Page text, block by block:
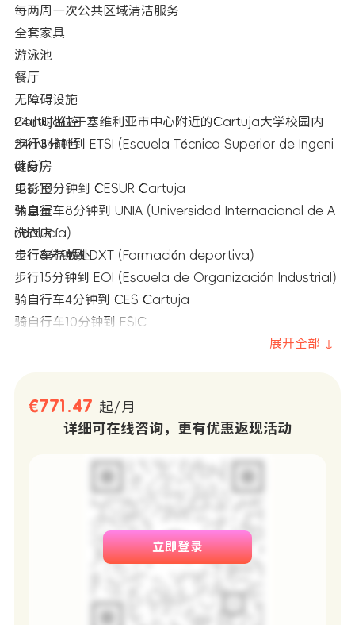
每两周一次公共区域清洁服务
全套家具
游泳池
餐厅
无障碍设施
24小时监控
24小时前台
健身房
电影室
休息室
洗衣店
自行车存放处
Cartuja位于塞维利亚市中心附近的Cartuja大学校园内
步行3分钟到 ETSI (Escuela Técnica Superior de Ingeni
ería)
步行10分钟到 CESUR Cartuja
骑自行车8分钟到 UNIA (Universidad Internacional de A
ndalucía)
步行8分钟到 DXT (Formación deportiva)
步行15分钟到 EOI (Escuela de Organización Industrial)
骑自行车4分钟到 CES Cartuja
骑自行车10分钟到 ESIC
展开全部 ↓
€771.47 起/月
详细可在线咨询，更有优惠返现活动
立即登录